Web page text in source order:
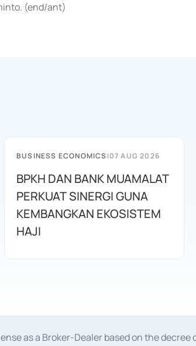
(end/ant)
BUSINESS ECONOMICS|07 AUG 2026
BPKH DAN BANK MUAMALAT
PERKUAT SINERGI GUNA
KEMBANGKAN EKOSISTEM
HAJI
as a Broker-Dealer based on the